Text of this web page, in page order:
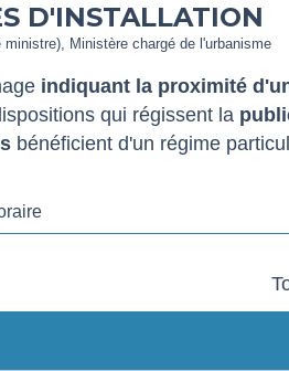
D'INSTALLATION
Ministère chargé de l'urbanisme
indiquant la proximité
qui régissent la
bénéficient d'un régime